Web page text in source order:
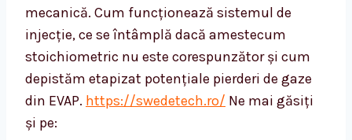
mecanică. Cum funcționează sistemul de
injecție, ce se întâmplă dacă amestecum
stoichiometric nu este corespunzător și cum
depistăm etapizat potențiale pierderi de gaze
din EVAP. https://swedetech.ro/ Ne mai găsiți
și pe: